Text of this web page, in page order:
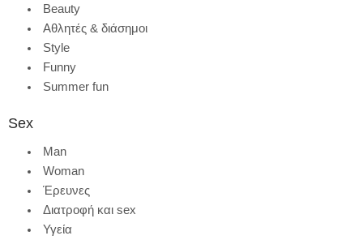
Beauty
Αθλητές & διάσημοι
Style
Funny
Summer fun
Sex
Man
Woman
Έρευνες
Διατροφή και sex
Υγεία